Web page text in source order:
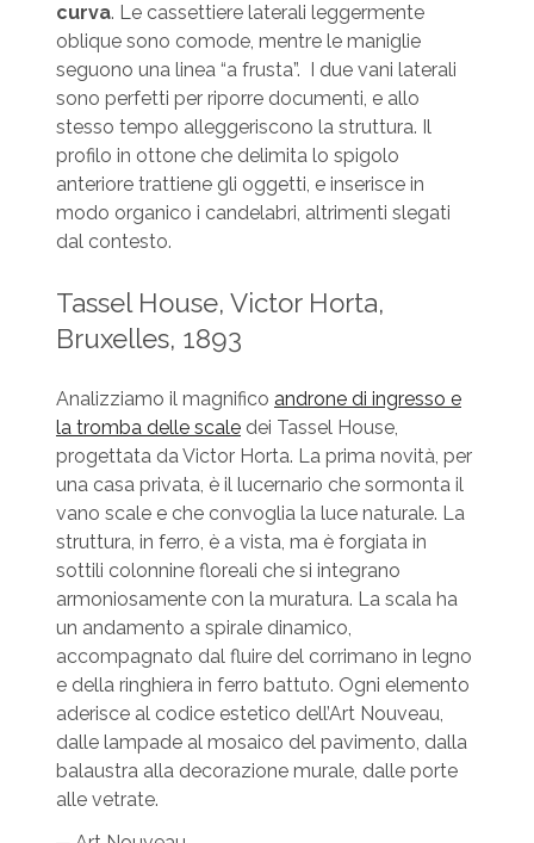
curva. Le cassettiere laterali leggermente
oblique sono comode, mentre le maniglie
seguono una linea “a frusta”. I due vani laterali
sono perfetti per riporre documenti, e allo
stesso tempo alleggeriscono la struttura. Il
profilo in ottone che delimita lo spigolo
anteriore trattiene gli oggetti, e inserisce in
modo organico i candelabri, altrimenti slegati
dal contesto.
Tassel House, Victor Horta,
Bruxelles, 1893
Analizziamo il magnifico androne di ingresso e
la tromba delle scaledei Tassel House,
progettata da Victor Horta. La prima novità, per
una casa privata, è il lucernario che sormonta il
vano scale e che convoglia la luce naturale. La
struttura, in ferro, è a vista, ma è forgiata in
sottili colonnine floreali che si integrano
armoniosamente con la muratura. La scala ha
un andamento a spirale dinamico,
accompagnato dal fluire del corrimano in legno
e della ringhiera in ferro battuto. Ogni elemento
aderisce al codice estetico dell’Art Nouveau,
dalle lampade al mosaico del pavimento, dalla
balaustra alla decorazione murale, dalle porte
alle vetrate.